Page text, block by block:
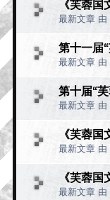
最新文章 由
第十一届
最新文章 由
第十届“
最新文章 由
《芙蓉
最新文章 由
《芙蓉
最新文章 由